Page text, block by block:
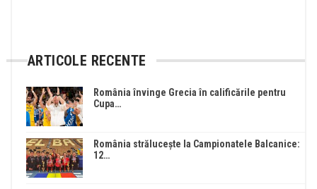
ARTICOLE RECENTE
România învinge Grecia în calificările pentru
Cupa…
România strălucește la Campionatele Balcanice:
12…